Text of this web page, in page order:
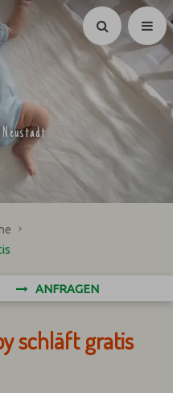
Suchen
ANFRAGEN
schläft gratis